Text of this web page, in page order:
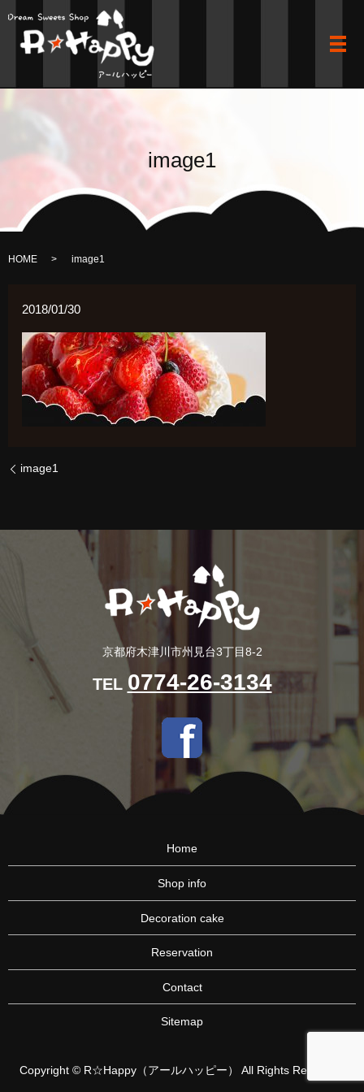
メ
image1
HOME image1
2018/01/30
image1
京都府木津川市州見台3丁目8-2
TEL 0774-26-3134
Home
Shop info
Decoration cake
Reservation
Contact
Sitemap
Copyright © R☆Happy（アールハッピー） All Rights Reserved.